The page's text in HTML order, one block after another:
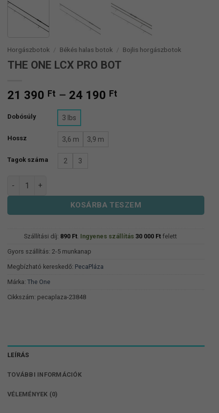
Horgászbotok / Békés halas botok / Bojlis horgászbotok
THE ONE LCX PRO BOT
21 390 Ft – 24 190 Ft
Dobósúly 3 lbs
Hossz 3,6 m 3,9 m
Tagok száma 2 3
THE ONE LCX PRO BOT mennyiség
KOSÁRBA TESZEM
Szállítási díj: 890 Ft. Ingyenes szállítás 30 000 Ftfelett
Gyors szállítás: 2-5 munkanap
Megbízható kereskedő: PecaPláza
Márka: The One
Cikkszám: pecaplaza-23848
LEÍRÁS
TOVÁBBI INFORMÁCIÓK
VÉLEMÉNYEK (0)